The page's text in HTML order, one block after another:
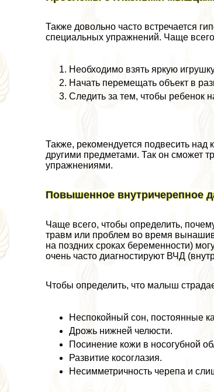
Также довольно часто встречается
специальных упражнений. Чаще
Необходимо взять яркую
Начать перемещать объект в
Следить за тем, чтобы ребенок
Также, рекомендуется подвесить
другими предметами. Так он сможет
упражнениями.
Повышенное внутричерепное
Чаще всего, чтобы определить,
травм или проблем во время
на поздних сроках беременности)
очень часто диагностируют ВЧД
Чтобы определить, что малыш
Неспокойный сон, постоянные
Дрожь нижней челюсти.
Посинение кожи в носогубной
Развитие косоглазия.
Несимметричность черепа и